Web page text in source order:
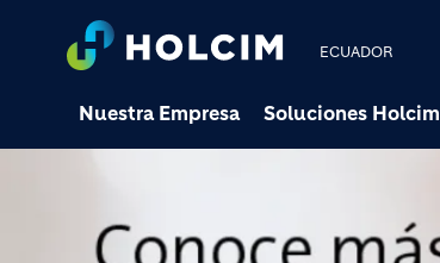
ECUADOR
Nuestra Empresa Soluciones Holcim